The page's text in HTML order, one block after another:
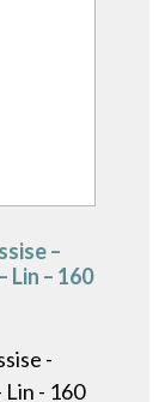
–
Lin – 160
-
Lin - 160